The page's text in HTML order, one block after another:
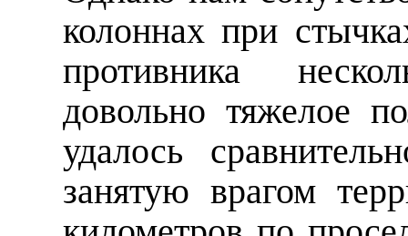
колоннах при
противника
довольно тяжелое
удалось
занятую врагом